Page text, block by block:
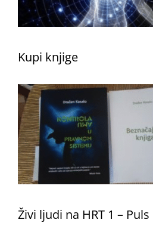
Kupi knjige
Živi ljudi na HRT 1 – Puls